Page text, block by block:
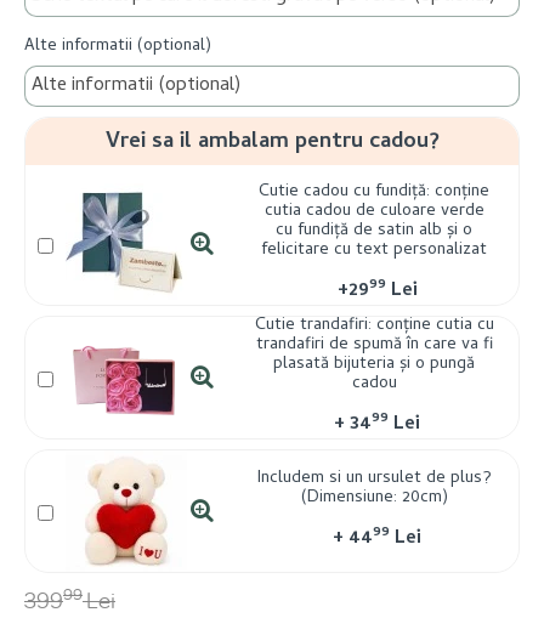
39999Lei
Alte informatii (optional)
Vrei sa il ambalam pentru cadou?
Cutie cadou cu fundiță: conține
cutia cadou de culoare verde
cu fundiță de satin alb și o
felicitare cu text personalizat
+2999 Lei
Cutie trandafiri: conține cutia cu
trandafiri de spumă în care va fi
plasată bijuteria și o pungă
cadou
+3499 Lei
Includem si un ursulet de plus?
(Dimensiune: 20cm)
+ 4499 Lei